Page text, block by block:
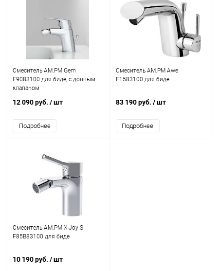
Смеситель AM.PM Gem
F9083100 для биде, с донным
клапаном
12 090 руб. / шт
Подробнее
Смеситель AM.PM Awe
F1583100 для биде
83 190 руб. / шт
Подробнее
Смеситель AM.PM X-Joy S
F85B83100 для биде
10 190 руб. / шт